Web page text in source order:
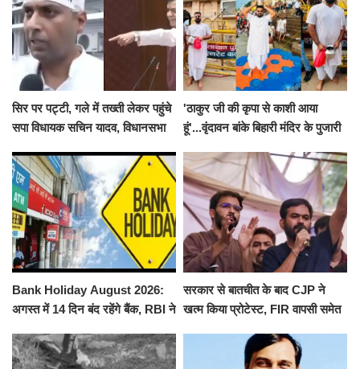
सिर पर पट्टी, गले में तख्ती लेकर पहुंचे
सपा विधायक सचिन यादव, विधानसभा
निलंबित
'ठाकुर जी की कृपा से काशी आया
हूं'...वृंदावन बांके बिहारी मंदिर के पुजारी
जलाभिषेक
Bank Holiday August 2026:
अगस्त में 14 दिन बंद रहेंगे बैंक, RBI ने
सरकार से बातचीत के बाद CJP ने
खत्म किया प्रोटेस्ट, FIR वापसी समेत